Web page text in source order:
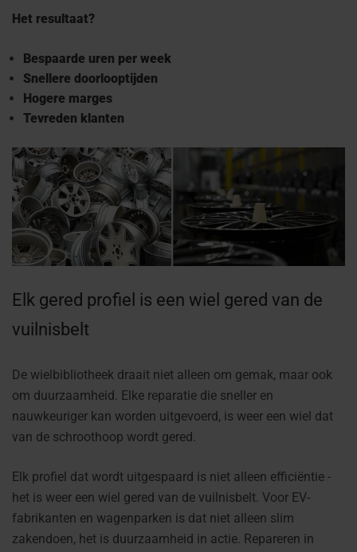
Het resultaat?
Bespaarde uren per week
Snellere doorlooptijden
Hogere marges
Tevreden klanten
Elk gered profiel is een wiel gered van de
vuilnisbelt
De wielbibliotheek draait niet alleen om gemak, maar ook
om duurzaamheid. Elke reparatie die sneller en
nauwkeuriger kan worden uitgevoerd, is weer een wiel dat
van de schroothoop wordt gered.
Elk profiel dat wordt uitgespaard is niet alleen efficiëntie -
het is weer een wiel gered van de vuilnisbelt. Voor EV-
fabrikanten en wagenparken is dat niet alleen slim
zakendoen, het is duurzaamheid in actie. Repareren in